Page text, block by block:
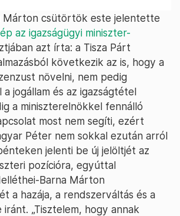
Márton csütörtök este jelentette
az igazságügyi miniszter-
azt írta: a Tisza Párt
következik az is, hogy a
növelni, nem pedig
jogállam és az igazságtétel
a miniszterelnökkel fennálló
most nem segíti, ezért
Péter nem sokkal ezután arról
jelenti be új jelöltjét az
pozícióra, egyúttal
Barna Márton
a hazája, a rendszerváltás és a
iránt. „Tisztelem, hogy annak